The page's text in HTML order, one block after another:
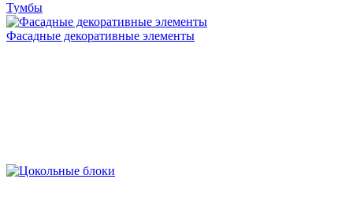
Тумбы
Фасадные декоративные элементы